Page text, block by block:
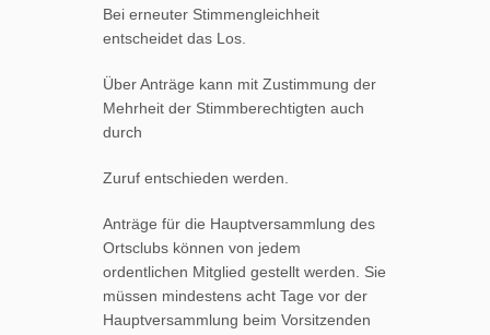
Bei erneuter Stimmengleichheit
entscheidet das Los.
Über Anträge kann mit Zustimmung der
Mehrheit der Stimmberechtigten auch
durch
Zuruf entschieden werden.
Anträge für die Hauptversammlung des
Ortsclubs können von jedem
ordentlichen Mitglied gestellt werden. Sie
müssen mindestens acht Tage vor der
Hauptversammlung beim Vorsitzenden